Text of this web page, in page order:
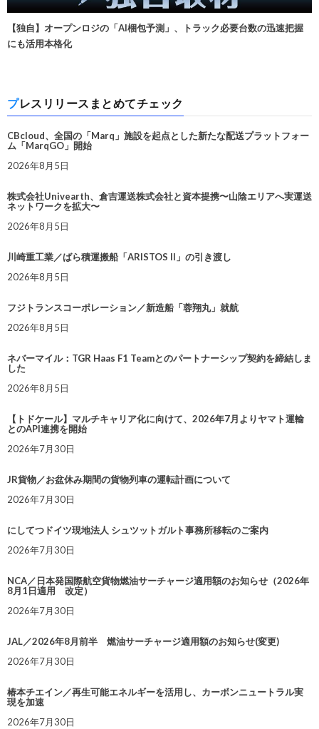
【独自】オープンロジの「AI梱包予測」、トラック必要台数の迅速把握
にも活用本格化
プレスリリースまとめてチェック
CBcloud、全国の「Marq」施設を起点とした新たな配送プラットフォー
ム「MarqGO」開始
2026年8月5日
株式会社Univearth、倉吉運送株式会社と資本提携〜山陰エリアへ実運送
ネットワークを拡大〜
2026年8月5日
川崎重工業／ばら積運搬船「ARISTOS II」の引き渡し
2026年8月5日
フジトランスコーポレーション／新造船「蓉翔丸」就航
2026年8月5日
ネバーマイル：TGR Haas F1 Teamとのパートナーシップ契約を締結しま
した
2026年8月5日
【トドケール】マルチキャリア化に向けて、2026年7月よりヤマト運輸
とのAPI連携を開始
2026年7月30日
JR貨物／お盆休み期間の貨物列車の運転計画について
2026年7月30日
にしてつドイツ現地法人 シュツットガルト事務所移転のご案内
2026年7月30日
NCA／日本発国際航空貨物燃油サーチャージ適用額のお知らせ（2026年
8月1日適用 改定）
2026年7月30日
JAL／2026年8月前半 燃油サーチャージ適用額のお知らせ(変更)
2026年7月30日
椿本チエイン／再生可能エネルギーを活用し、カーボンニュートラル実
現を加速
2026年7月30日